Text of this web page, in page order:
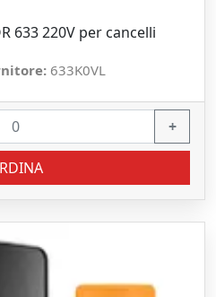
633 220V per cancelli
633K0VL
+